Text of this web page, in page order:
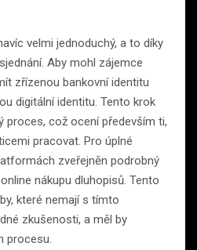
velmi jednoduchý, a to díky
Aby mohl zájemce
zřízenou bankovní identitu
digitální identitu. Tento krok
proces, což ocení především ti,
pracovat. Pro úplné
zveřejněn podrobný
nákupu dluhopisů. Tento
které nemají s tímto
zkušenosti, a měl by
procesu.